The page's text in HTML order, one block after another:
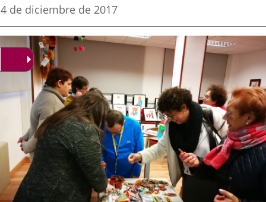
aplicación
externa.
aplicación
externa.
Fecha
la
noticia
4 de diciembre de 2017